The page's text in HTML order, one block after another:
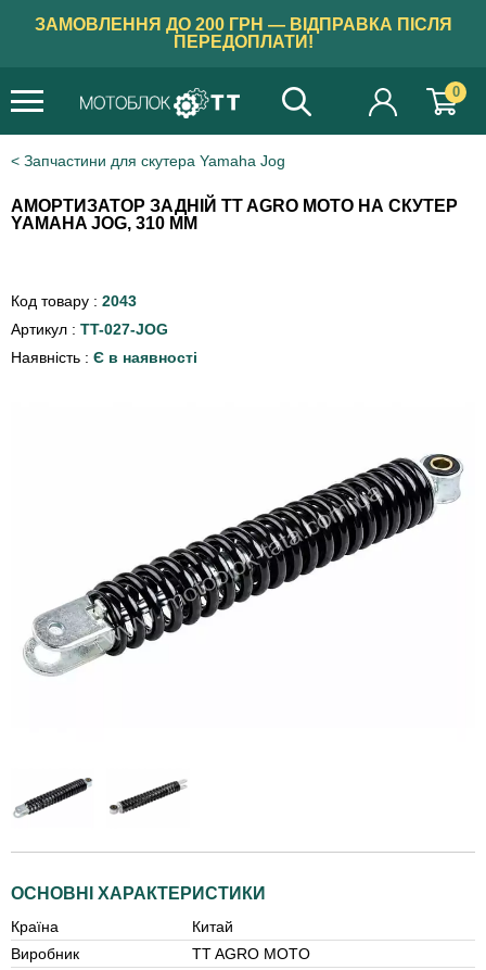
ЗАМОВЛЕННЯ ДО 200 ГРН — ВІДПРАВКА ПІСЛЯ
ПЕРЕДОПЛАТИ!
0
Запчастини для скутера Yamaha Jog
АМОРТИЗАТОР ЗАДНІЙ TT AGRO MOTO НА СКУТЕР
YAMAHA JOG, 310 ММ
Код товару : 2043
Артикул : TT-027-JOG
Наявність : Є в наявності
ОСНОВНІ ХАРАКТЕРИСТИКИ
Країна
Китай
Виробник
TT AGRO MOTO